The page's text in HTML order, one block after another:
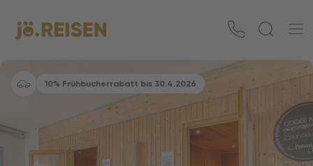
10% Frühbucherrabatt bis 30.4.2026